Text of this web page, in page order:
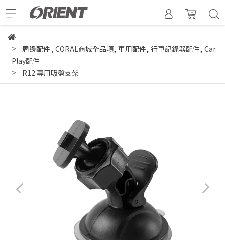
周邊配件 , CORAL商城全品項, 車用配件, 行車記錄器配件, Car
Play配件
R12 專用吸盤支架